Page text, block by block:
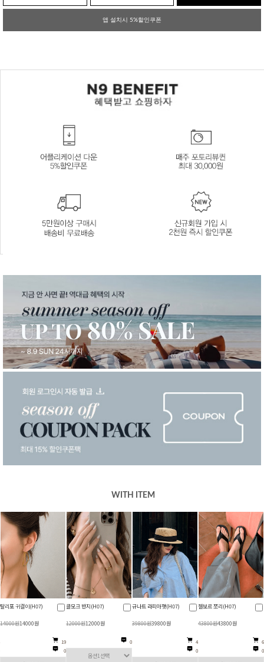
앱 설치시 5%할인쿠폰
WITH ITEM
탈리포 귀걸이(H07)
14000원14000원
19
0
클모크 반지(H07)
12000원12000원
0
규나트 라피아햇(H07)
39800원39800원
4
0
젤보르 쪼리(H07)
43800원43800원
6
0